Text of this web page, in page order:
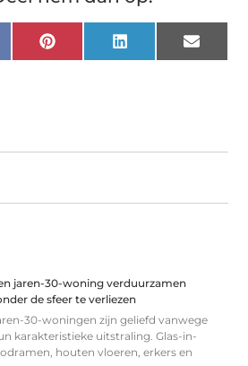
Pinterest LinkedIn Email
jaren-30-woning verduurzamen
de sfeer te verliezen
30-woningen zijn geliefd vanwege
karakteristieke uitstraling. Glas-in-
houten vloeren, erkers en